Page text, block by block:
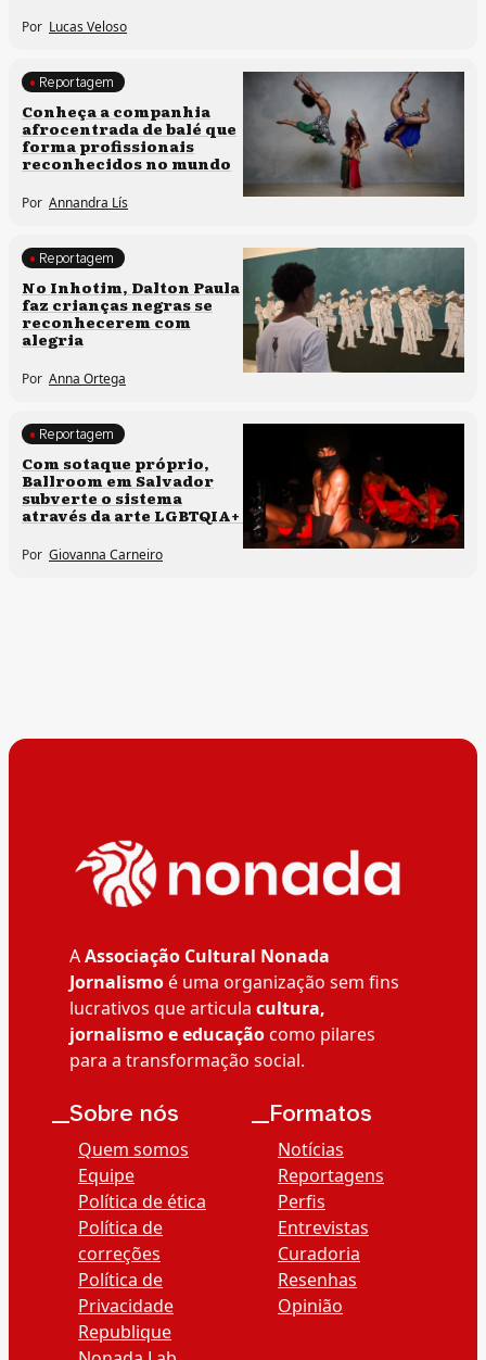
Por Lucas Veloso
Culturas populares
Processos artísticos
Reportagem
Conheça a companhia
afrocentrada de balé que
forma profissionais
reconhecidos no mundo
Por Annandra Lís
Processos artísticos
Reportagem
No Inhotim, Dalton Paula
faz crianças negras se
reconhecerem com
alegria
Por Anna Ortega
Direitos humanos
Processos artísticos
Reportagem
Com sotaque próprio,
Ballroom em Salvador
subverte o sistema
através da arte LGBTQIA+
Por Giovanna Carneiro
AAssociação Cultural Nonada
Jornalismoé uma organização sem fins
lucrativos que articula cultura,
jornalismo e educaçãocomo pilares
para a transformação social.
__Sobre nós
Quem somos
Equipe
Política de ética
Política de
correções
Política de
Privacidade
Republique
__Formatos
Notícias
Reportagens
Perfis
Entrevistas
Curadoria
Resenhas
Opinião